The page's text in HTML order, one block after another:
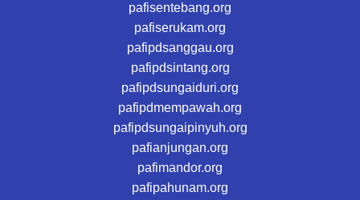
pafisentebang.org
pafiserukam.org
pafipdsanggau.org
pafipdsintang.org
pafipdsungaiduri.org
pafipdmempawah.org
pafipdsungaipinyuh.org
pafianjungan.org
pafimandor.org
pafipahunam.org